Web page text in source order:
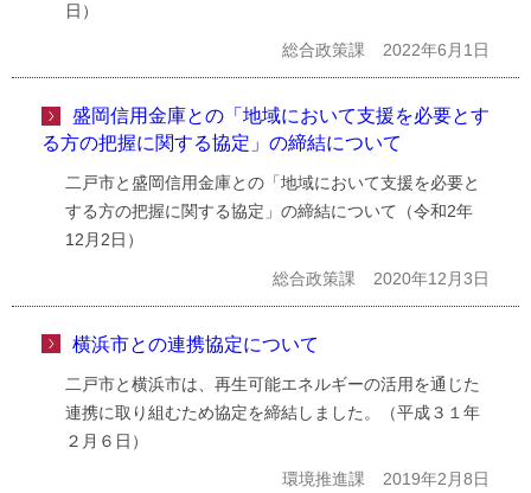
日）
総合政策課 2022年6月1日
盛岡信用金庫との「地域において支援を必要とす
る方の把握に関する協定」の締結について
二戸市と盛岡信用金庫との「地域において支援を必要と
する方の把握に関する協定」の締結について（令和2年
12月2日）
総合政策課 2020年12月3日
横浜市との連携協定について
二戸市と横浜市は、再生可能エネルギーの活用を通じた
連携に取り組むため協定を締結しました。（平成３１年
２月６日）
環境推進課 2019年2月8日